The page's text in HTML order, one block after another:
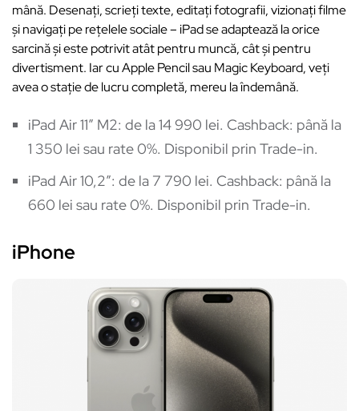
mână. Desenați, scrieți texte, editați fotografii, vizionați filme
și navigați pe rețelele sociale – iPad se adaptează la orice
sarcină și este potrivit atât pentru muncă, cât și pentru
divertisment. Iar cu Apple Pencil sau Magic Keyboard, veți
avea o stație de lucru completă, mereu la îndemână.
iPad Air 11″ M2: de la 14 990 lei. Cashback: până la
1 350 lei sau rate 0%. Disponibil prin Trade-in.
iPad Air 10,2″: de la 7 790 lei. Cashback: până la
660 lei sau rate 0%. Disponibil prin Trade-in.
iPhone